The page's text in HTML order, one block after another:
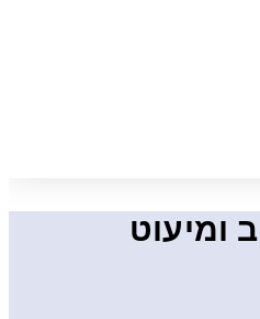
ומיעוט